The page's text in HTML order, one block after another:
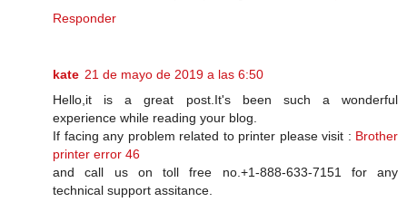
Responder
kate 21 de mayo de 2019 a las 6:50
Hello,it is a great post.It's been such a wonderful
experience while reading your blog.
If facing any problem related to printer please visit : Brother
printer error 46
and call us on toll free no.+1-888-633-7151 for any
technical support assitance.